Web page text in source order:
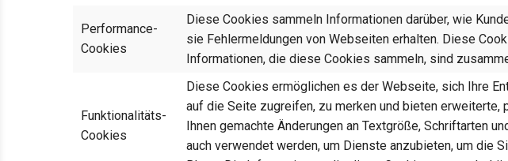
Performance-
Cookies
Diese Cookies sammeln Informationen darüber, wie
sie Fehlermeldungen von Webseiten erhalten. Diese
Informationen, die diese Cookies sammeln, sind
Funktionalitäts-
Cookies
Diese Cookies ermöglichen es der Webseite, sich Ihre
auf die Seite zugreifen, zu merken und bieten erweiterte,
Ihnen gemachte Änderungen an Textgröße, Schriftarten
auch verwendet werden, um Dienste anzubieten, um die